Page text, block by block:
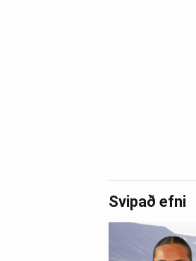
Svipað efni